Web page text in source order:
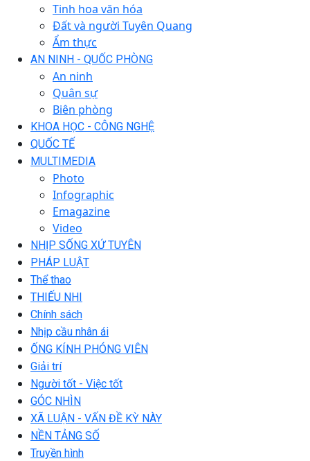
Tinh hoa văn hóa
Đất và người Tuyên Quang
Ẩm thực
AN NINH - QUỐC PHÒNG
An ninh
Quân sự
Biên phòng
KHOA HỌC - CÔNG NGHỆ
QUỐC TẾ
MULTIMEDIA
Photo
Infographic
Emagazine
Video
NHỊP SỐNG XỨ TUYÊN
PHÁP LUẬT
Thể thao
THIẾU NHI
Chính sách
Nhịp cầu nhân ái
ỐNG KÍNH PHÓNG VIÊN
Giải trí
Người tốt - Việc tốt
GÓC NHÌN
XÃ LUẬN - VẤN ĐỀ KỲ NÀY
NỀN TẢNG SỐ
Truyền hình